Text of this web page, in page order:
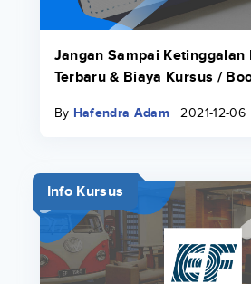
Jangan Sampai Ketinggalan
Terbaru & Biaya Kursus /
By Hafendra Adam 2021-12-06
Info Kursus